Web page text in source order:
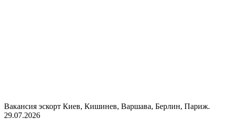
Вакансия эскорт Киев, Кишинев, Варшава, Берлин, Париж.
29.07.2026